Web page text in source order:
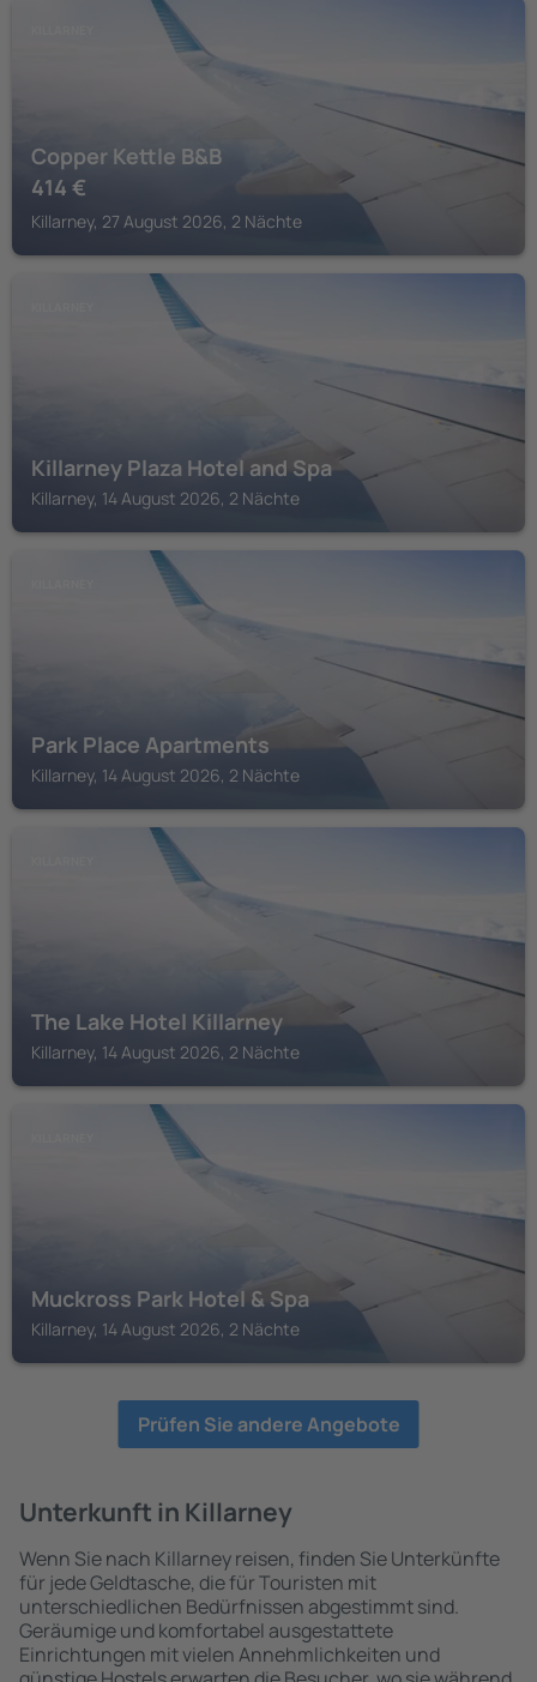
Copper Kettle B&B
414 €
Killarney, 27 August 2026, 2 Nächte
Killarney Plaza Hotel and Spa
Killarney, 14 August 2026, 2 Nächte
Park Place Apartments
Killarney, 14 August 2026, 2 Nächte
The Lake Hotel Killarney
Killarney, 14 August 2026, 2 Nächte
Muckross Park Hotel & Spa
Killarney, 14 August 2026, 2 Nächte
Prüfen Sie andere Angebote
Unterkunft in Killarney
Wenn Sie nach Killarney reisen, finden Sie Unterkünfte
für jede Geldtasche, die für Touristen mit
unterschiedlichen Bedürfnissen abgestimmt sind.
Geräumige und komfortabel ausgestattete
Einrichtungen mit vielen Annehmlichkeiten und